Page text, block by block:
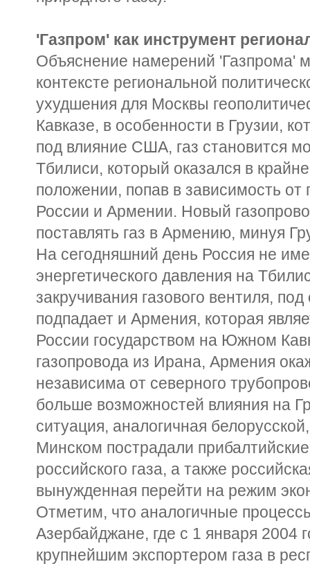
'Газпром' как инструмент
Объяснение намерений 'Газпрома'
контексте региональной
ухудшения для Москвы
Кавказе, в особенности в Грузии,
под влияние США, газ становится
Тбилиси, который оказался в
положении, попав в зависимость от
России и Армении. Новый
поставлять газ в Армению, минуя
На сегодняшний день Россия не
энергетического давления на
закручивания газового вентиля,
подпадает и Армения, которая
России государством на Южном
газопровода из Ирана, Армения
независима от северного
больше возможностей влияния на
ситуация, аналогичная
Минском пострадали
российского газа, а также
вынужденная перейти на режим
Отметим, что аналогичные
Азербайджане, где с 1 января 2004
крупнейшим экспортером газа в